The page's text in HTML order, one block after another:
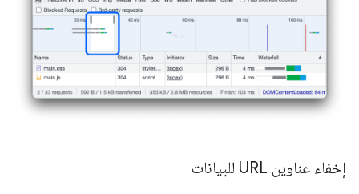
إخفاء عناوين URL للبيانات